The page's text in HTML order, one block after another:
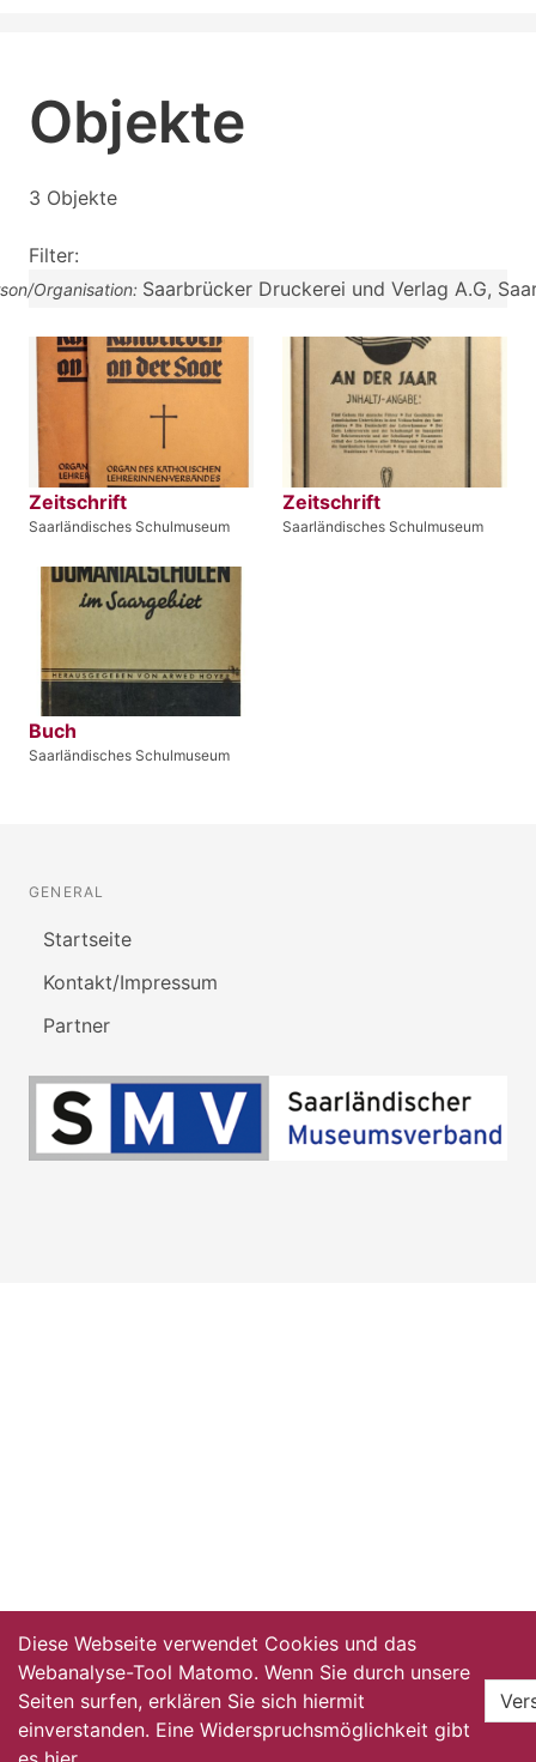
Objekte
3 Objekte
Filter:
Organisation: Saarbrücker Druckerei und Verlag A.G,
Zeitschrift
Saarländisches Schulmuseum
Zeitschrift
Saarländisches Schulmuseum
Buch
Saarländisches Schulmuseum
GENERAL
Startseite
Kontakt/Impressum
Partner
Diese Webseite verwendet Cookies und das
Webanalyse-Tool Matomo. Wenn Sie durch unsere
Seiten surfen, erklären Sie sich hiermit
einverstanden. Eine Widerspruchsmöglichkeit gibt